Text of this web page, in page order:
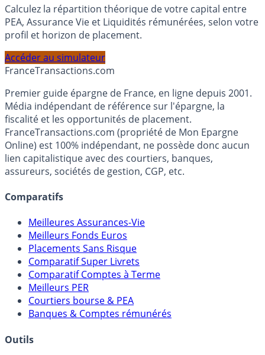
Simulateur d'Allocation
Calculez la répartition théorique de votre capital entre
profil et horizon de placement.
FranceTransactions.com
Premier guide épargne de France, en ligne depuis 2001.
Média indépendant de référence sur l'épargne, la
fiscalité et les opportunités de placement.
FranceTransactions.com (propriété de Mon Epargne
Online) est 100% indépendant, ne possède donc aucun
assureurs, sociétés de gestion, CGP, etc.
Comparatifs
Meilleures Assurances-Vie
Meilleurs Fonds Euros
Placements Sans Risque
Comparatif Super Livrets
Comparatif Comptes à Terme
Meilleurs PER
Banques & Comptes rémunérés